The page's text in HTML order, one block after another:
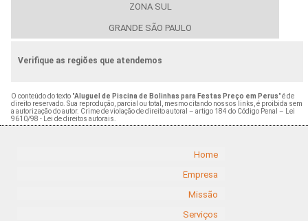
ZONA SUL
GRANDE SÃO PAULO
Verifique as regiões que atendemos
O conteúdo do texto "Aluguel de Piscina de Bolinhas para Festas Preço em Perus" é de
direito reservado. Sua reprodução, parcial ou total, mesmo citando nossos links, é proibida sem
a autorização do autor. Crime de violação de direito autoral – artigo 184 do Código Penal –
Lei
9610/98 - Lei de direitos autorais
Home
Empresa
Missão
Serviços